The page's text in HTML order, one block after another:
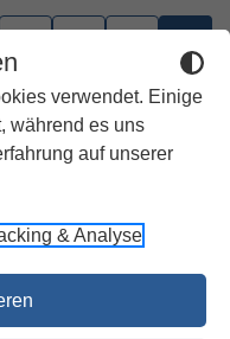
verwendet. Einige
während es uns
auf unserer
& Analyse